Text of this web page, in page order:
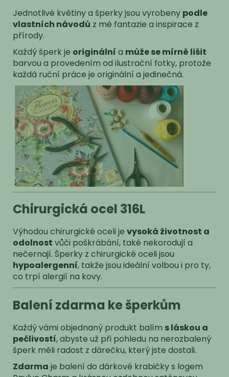
Jednotlivé květiny a šperky jsou vyrobeny podle
vlastních návodů z mé fantazie a inspirace z
přírody.
Každý šperk je originální a může se mírně lišit
barvou a provedením od ilustrační fotky, protože
každá ruční práce je originální a jedinečná.
Chirurgická ocel 316L
Výhodou chirurgické oceli je vysoká životnost a
odolnost vůči poškrábání, také nekorodují a
nečernají. Šperky z chirurgické oceli jsou
hypoalergenní, takže jsou ideální volbou i pro ty,
co trpí alergií na kovy.
Balení zdarma ke šperkům
Každý vámi objednaný produkt balím s láskou a
pečlivostí, abyste už při pohledu na nerozbalený
šperk měli radost z dárečku, který jste dostali.
Zdarma je balení do dárkové krabičky s logem